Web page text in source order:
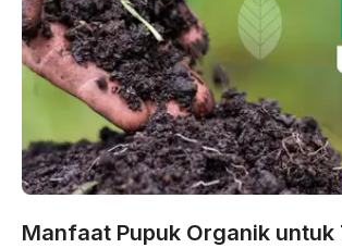
Manfaat Pupuk Organik untuk